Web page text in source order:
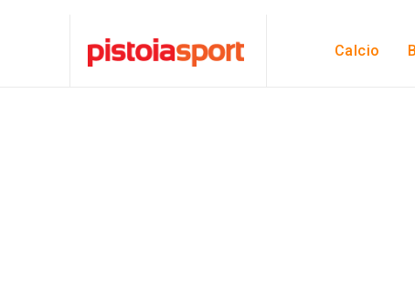
Calcio